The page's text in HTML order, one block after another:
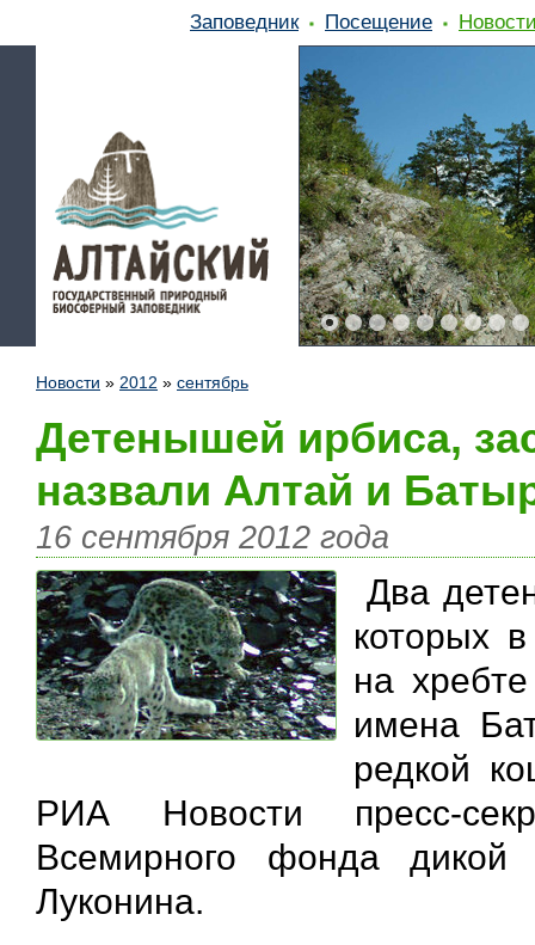
Заповедник Посещение
Новости » 2012 » сентябрь
Детенышей ирбиса,
назвали Алтай и
16 сентября 2012 года
Два
которых
на
имена
редкой
РИА Новости пресс-
Всемирного фонда дикой
Луконина.